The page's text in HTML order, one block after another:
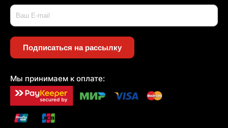
Подписаться на рассылку
Мы принимаем к оплате: